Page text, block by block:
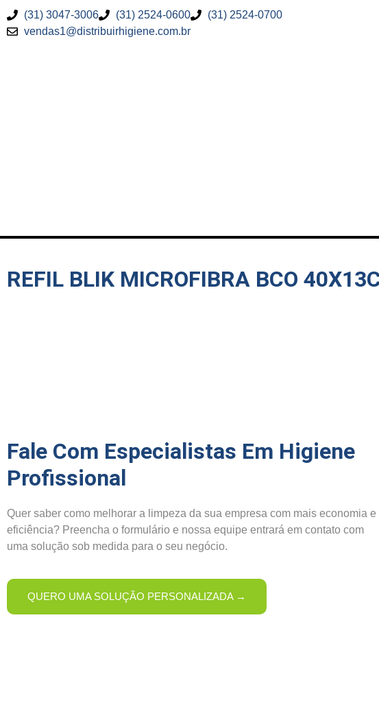
(31) 3047-3006 (31) 2524-0600
(31) 2524-0700
vendas1@distribuirhigiene.com.br
REFIL BLIK MICROFIBRA BCO
Fale Com Especialistas Em Higiene
Profissional
Quer saber como melhorar a limpeza da sua empresa com mais economia e
eficiência? Preencha o formulário e nossa equipe entrará em contato com
uma solução sob medida para o seu negócio.
QUERO UMA SOLUÇÃO PERSONALIZADA →